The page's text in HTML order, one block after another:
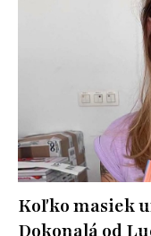
Koľko masiek